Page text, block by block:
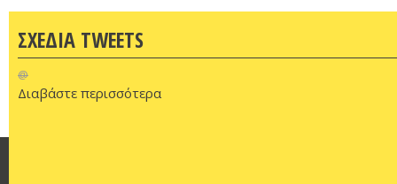
ΣΧΕΔΙΑ TWEETS
@
Διαβάστε περισσότερα